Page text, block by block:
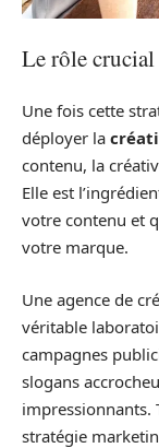
Le rôle
Une fois cette
déployer la
contenu, la
Elle est
votre contenu et
votre marque.
Une agence de
véritable
campagnes
slogans
impressionnants.
stratégie